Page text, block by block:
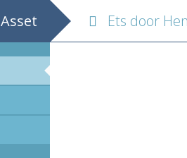
Asset Ets door Hendrik